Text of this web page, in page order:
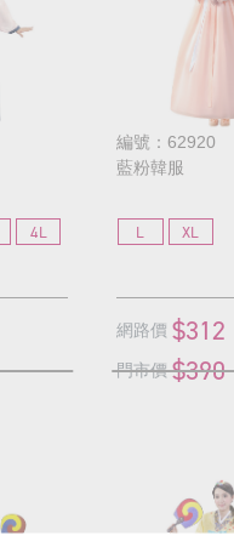
4L
編號：62920
藍粉韓服
L XL
網路價 $312
門市價 $390